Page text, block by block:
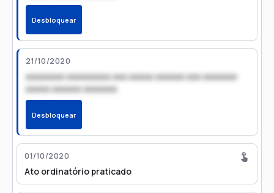
Desbloquear
21/10/2020
xxxxxxxx xxxxxxxxx xxx xxxxx xxxxxx xxx xxxxxxx
xxxxx xxxxxx xxxxxxx
Desbloquear
01/10/2020
Ato ordinatório praticado